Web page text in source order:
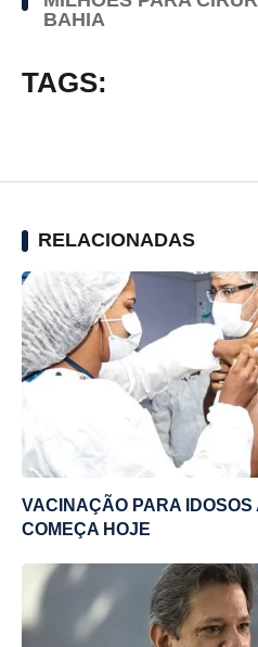
BAHIA
TAGS:
RELACIONADAS
VACINAÇÃO PARA IDOSOS
COMEÇA HOJE